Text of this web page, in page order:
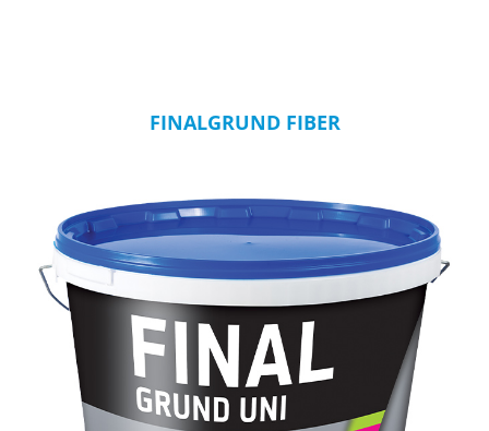
FINALGRUND FIBER